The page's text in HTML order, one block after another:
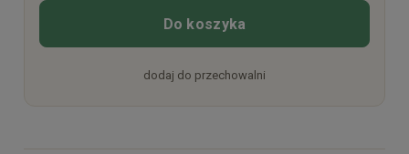
Do koszyka
dodaj do przechowalni